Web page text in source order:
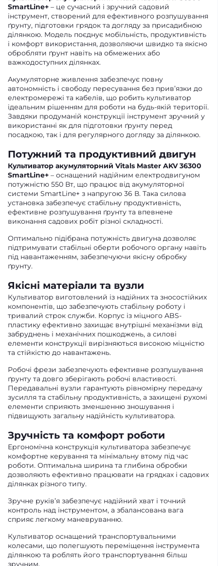
SmartLine+ – це сучасний і зручний садовий
інструмент, створений для ефективного розпушування
ґрунту, підготовки грядок та догляду за присадибною
ділянкою. Модель поєднує мобільність, продуктивність
і комфорт використання, дозволяючи швидко та якісно
обробляти ґрунт навіть на обмежених або
важкодоступних ділянках.
Акумуляторне живлення забезпечує повну
автономність і свободу пересування без прив’язки до
електромережі та кабелів, що робить культиватор
ідеальним рішенням для роботи на будь-якій території.
Завдяки продуманій конструкції інструмент зручний у
використанні як для підготовки ґрунту перед
посадкою, так і для регулярного догляду за ділянкою.
Потужний та продуктивний двигун
Культиватор акумуляторний Vitals Master AKV 36300
SmartLine+ – оснащений надійним електродвигуном
потужністю 550 Вт, що працює від акумуляторної
системи SmartLine+ з напругою 36 В. Така силова
установка забезпечує стабільну продуктивність,
ефективне розпушування ґрунту та впевнене
виконання садових робіт різної складності.
Оптимально підібрана потужність двигуна дозволяє
підтримувати стабільні оберти робочого органу навіть
під навантаженням, забезпечуючи якісну обробку
ґрунту.
Якісні матеріали та вузли
Культиватор виготовлений із надійних та зносостійких
компонентів, що забезпечують стабільну роботу і
тривалий строк служби. Корпус із міцного ABS-
пластику ефективно захищає внутрішні механізми від
забруднень і механічних пошкоджень, а силові
елементи конструкції вирізняються високою міцністю
та стійкістю до навантажень.
Робочі фрези забезпечують ефективне розпушування
ґрунту та довго зберігають робочі властивості.
Передавальні вузли гарантують рівномірну передачу
зусилля та стабільну продуктивність, а захищені рухомі
елементи сприяють зменшенню зношування і
підвищують загальну надійність культиватора.
Зручність та комфорт роботи
Ергономічна конструкція культиватора забезпечує
комфортне керування та мінімальну втому під час
роботи. Оптимальна ширина та глибина обробки
дозволяють ефективно працювати на грядках і садових
ділянках різного типу.
Зручне руків’я забезпечує надійний хват і точний
контроль над інструментом, а збалансована вага
сприяє легкому маневруванню.
Культиватор оснащений транспортувальними
колесами, що полегшують переміщення інструмента
ділянкою та роблять його транспортування більш
зручним.